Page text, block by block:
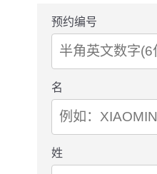
预约编号
名
姓